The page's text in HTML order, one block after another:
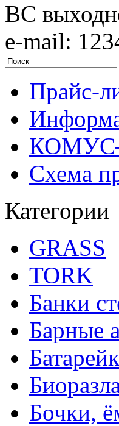
ВС
e-mail:
Прайс-
Схема
Категории
GRASS
TORK
Банки
Барные
Бочки,